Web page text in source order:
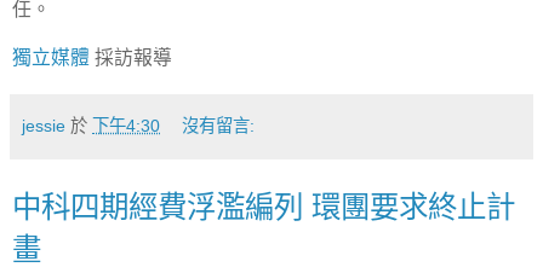
任。
獨立媒體 採訪報導
jessie 於 下午4:30 沒有留言:
中科四期經費浮濫編列 環團要求終止計
畫